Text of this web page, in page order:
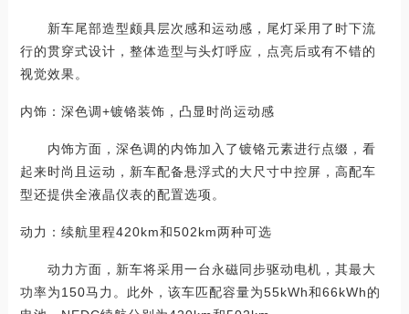
新车尾部造型颇具层次感和运动感，尾灯采用了时下流
行的贯穿式设计，整体造型与头灯呼应，点亮后或有不错的
视觉效果。
内饰：深色调+镀铬装饰，凸显时尚运动感
内饰方面，深色调的内饰加入了镀铬元素进行点缀，看
起来时尚且运动，新车配备悬浮式的大尺寸中控屏，高配车
型还提供全液晶仪表的配置选项。
动力：续航里程420km和502km两种可选
动力方面，新车将采用一台永磁同步驱动电机，其最大
功率为150马力。此外，该车匹配容量为55kWh和66kWh的